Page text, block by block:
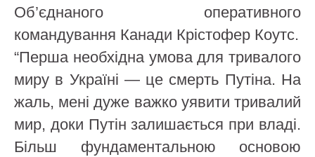
Об’єднаного оперативного
командування Канади Крістофер Коутс.
“Перша необхідна умова для тривалого
миру в Україні — це смерть Путіна. На
жаль, мені дуже важко уявити тривалий
мир, доки Путін залишається при владі.
Більш фундаментальною основою